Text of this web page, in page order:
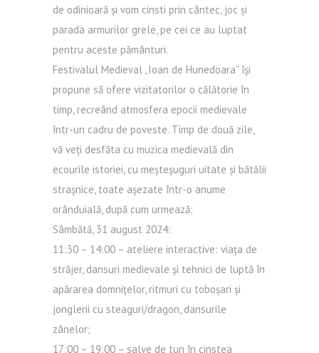
de odinioară și vom cinsti prin cântec, joc și
parada armurilor grele, pe cei ce au luptat
pentru aceste pământuri.
Festivalul Medieval „Ioan de Hunedoara” își
propune să ofere vizitatorilor o călătorie în
timp, recreând atmosfera epocii medievale
într-un cadru de poveste. Timp de două zile,
vă veți desfăta cu muzica medievală din
ecourile istoriei, cu meșteșuguri uitate și bătălii
strașnice, toate așezate într-o anume
orânduială, după cum urmează:
Sâmbătă, 31 august 2024:
11:30 – 14:00 – ateliere interactive: viața de
străjer, dansuri medievale și tehnici de luptă în
apărarea domnițelor, ritmuri cu toboșari și
jonglerii cu steaguri/dragon, dansurile
zânelor;
17:00 – 19:00 – salve de tun în cinstea